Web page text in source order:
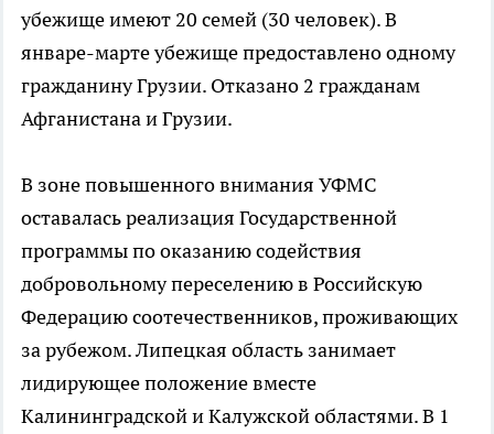
убежище имеют 20 семей (30 человек). В
январе-марте убежище предоставлено одному
гражданину Грузии. Отказано 2 гражданам
Афганистана и Грузии.
В зоне повышенного внимания УФМС
оставалась реализация Государственной
программы по оказанию содействия
добровольному переселению в Российскую
Федерацию соотечественников, проживающих
за рубежом. Липецкая область занимает
лидирующее положение вместе
Калининградской и Калужской областями. В 1